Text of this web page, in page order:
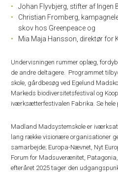
Johan Flyvbjerg, stifter af Ingen
Christian Fromberg,
skov hos Greenpeace og
Mia Maja Hansson, direktør for
Undervisningen rummer oplæg,
de andre deltagere. Programmet
skole, gårdbesøg ved Egelund
Markeds biodiversitetsfestival og
iværksætterfestivalen Fabrika. Se
Madland Madsystemskole er
lang række visionære organisationer
samarbejde; Europa-Nævnet, Nyt
Forum for Madsuverænitet, Patagonia,
efteråret 2025 tager den